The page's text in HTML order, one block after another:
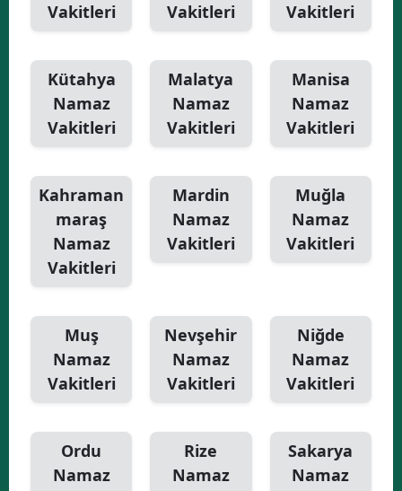
Vakitleri
Vakitleri
Vakitleri
Kütahya
Namaz
Vakitleri
Malatya
Namaz
Vakitleri
Manisa
Namaz
Vakitleri
Kahraman
maraş
Namaz
Vakitleri
Mardin
Namaz
Vakitleri
Muğla
Namaz
Vakitleri
Muş
Namaz
Vakitleri
Nevşehir
Namaz
Vakitleri
Niğde
Namaz
Vakitleri
Ordu
Namaz
Rize
Namaz
Sakarya
Namaz